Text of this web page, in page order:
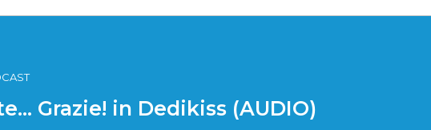
Grazie! in Dedikiss (AUDIO)